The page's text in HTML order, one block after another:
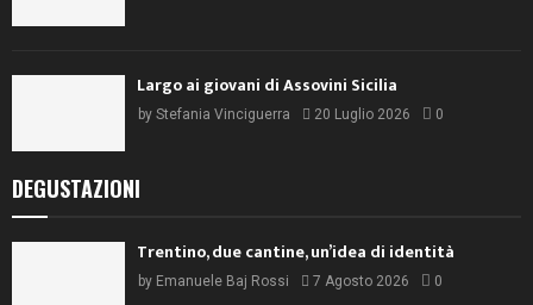
Largo ai giovani di Assovini Sicilia
by Stefania Vinciguerra 20 Luglio 2026 0
DEGUSTAZIONI
Trentino, due cantine, un’idea di identità
by Emanuele Baj Rossi 7 Agosto 2026 0